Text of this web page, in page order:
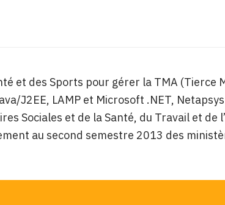
et des Sports pour gérer la TMA (Tierce
J2EE, LAMP et Microsoft .NET,
Sociales et de la Santé, du Travail et de
au second semestre 2013 des